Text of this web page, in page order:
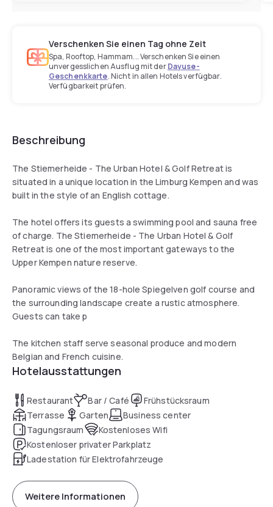
Verschenken Sie einen Tag ohne Zeit
Spa, Rooftop, Hammam... Verschenken Sie einen
unvergesslichen Ausflug mit derDayuse-
Geschenkkarte. Nicht in allen Hotels verfügbar.
Verfügbarkeit prüfen.
Beschreibung
The Stiemerheide - The Urban Hotel & Golf Retreat is
situated in a unique location in the Limburg Kempen and was
built in the style of an English cottage.
The hotel offers its guests a swimming pool and sauna free
of charge. The Stiemerheide - The Urban Hotel & Golf
Retreat is one of the most important gateways to the
Upper Kempen nature reserve.
Panoramic views of the 18-hole Spiegelven golf course and
the surrounding landscape create a rustic atmosphere.
Guests can take p
The kitchen staff serve seasonal produce and modern
Belgian and French cuisine.
Hotelausstattungen
Restaurant Bar / Café
Frühstücksraum
Terrasse
Garten
Business center
Tagungsraum
Kostenloses Wifi
Kostenloser privater Parkplatz
Ladestation für Elektrofahrzeuge
Weitere Informationen